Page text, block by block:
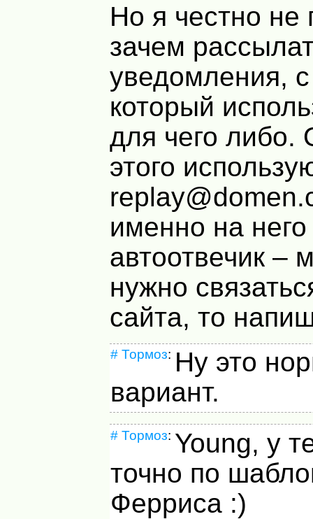
Но я честно
зачем
уведомления,
который
для чего либо.
этого
именно на него
автоотвечик –
нужно
сайта, то
# Тормоз: Ну это
вариант.
# Тормоз: Young, у
точно по
Ферриса :)